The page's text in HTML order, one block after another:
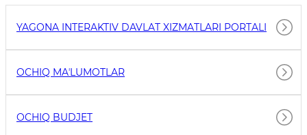
YAGONA INTERAKTIV DAVLAT XIZMATLARI PORTALI
OCHIQ MAʼLUMOTLAR
OCHIQ BUDJET